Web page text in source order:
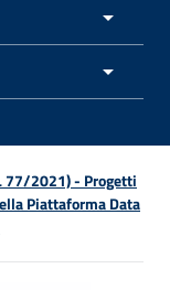
77/2021) - Progetti
Piattaforma Data